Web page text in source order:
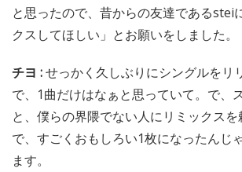
と思ったので、昔からの友達であるstei
クスしてほしい」とお願いをしました。
チヨ :せっかく久しぶりにシングルをリ
で、1曲だけはなぁと思っていて。で、
と、僕らの界隈でない人にリミックス
で、すごくおもしろい1枚になったんじ
ます。